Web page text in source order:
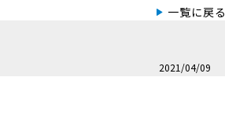
一覧に戻る
2021/04/09